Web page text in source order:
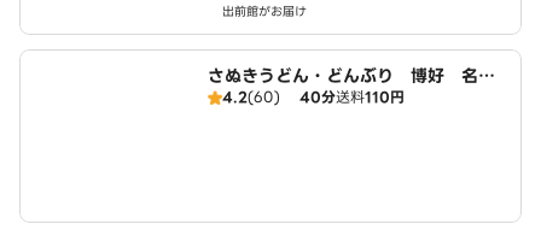
出前館がお届け
さぬきうどん・どんぶり 博好 名古
屋緑店
4.2(60) 40分送料110円